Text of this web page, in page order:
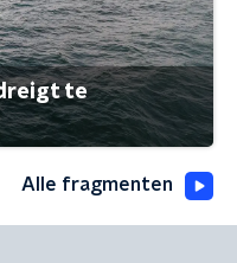
te
Alle fragmenten